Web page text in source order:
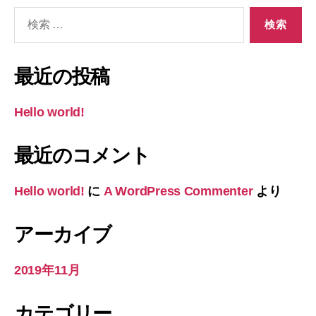
象:
最近の投稿
Hello world!
最近のコメント
Hello world! に A WordPress Commenterより
アーカイブ
2019年11月